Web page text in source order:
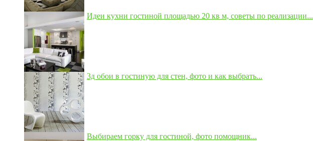
Идеи кухни гостиной площадью 20 кв м, советы по реализации...
3д обои в гостиную для стен, фото и как выбрать...
Выбираем горку для гостиной, фото помощник...